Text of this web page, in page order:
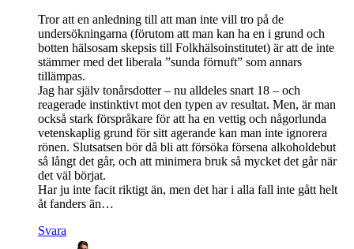
Tror att en anledning till att man inte vill tro på de
undersökningarna (förutom att man kan ha en i grund och
botten hälsosam skepsis till Folkhälsoinstitutet) är att de inte
stämmer med det liberala ”sunda förnuft” som annars
tillämpas.
Jag har själv tonårsdotter – nu alldeles snart 18 – och
reagerade instinktivt mot den typen av resultat. Men, är man
också stark förspråkare för att ha en vettig och någorlunda
vetenskaplig grund för sitt agerande kan man inte ignorera
rönen. Slutsatsen bör då bli att försöka försena alkoholdebut
så långt det går, och att minimera bruk så mycket det går när
det väl börjat.
Har ju inte facit riktigt än, men det har i alla fall inte gått helt
åt fanders än…
Svara